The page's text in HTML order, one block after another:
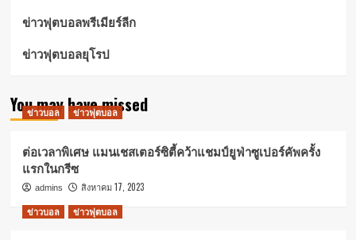
ข่าวฟุตบอลพรีเมียร์ลีก
ข่าวฟุตบอลยุโรป
You may have missed
ข่าวบอล ข่าวฟุตบอล
ต่อเวลาพิเศษ แมนเชสเตอร์ซิตี้คว้าแชมป์ยูฟ่าซูเปอร์คัพครั้ง
แรกในกรีซ
admins
สิงหาคม 17, 2023
ข่าวบอล
ข่าวฟุตบอล